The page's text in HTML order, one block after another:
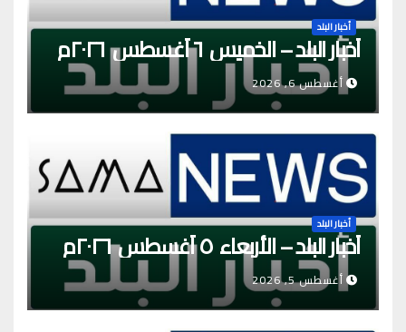
أخبار البلد
أخبار البلد – الخميس ٦ أغسطس ٢٠٢٦م
أغسطس 6, 2026
أخبار البلد
أخبار البلد – الأربعاء ٥ أغسطس ٢٠٢٦م
أغسطس 5, 2026